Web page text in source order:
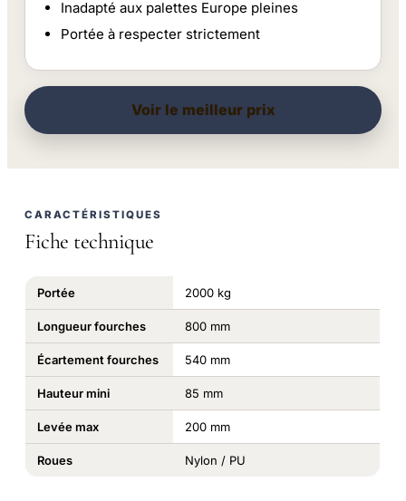
Inadapté aux palettes Europe pleines
Portée à respecter strictement
Voir le meilleur prix
CARACTÉRISTIQUES
Fiche technique
Portée 2000 kg
Longueur fourches 800 mm
Écartement fourches 540 mm
Hauteur mini 85 mm
Levée max 200 mm
Roues Nylon / PU